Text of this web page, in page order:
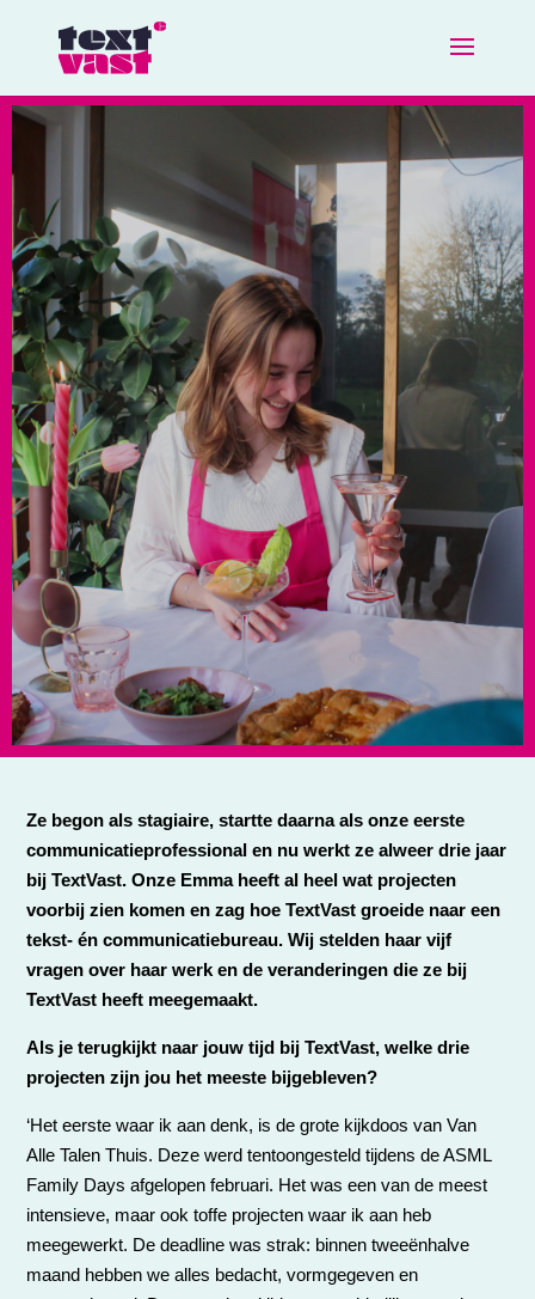
Ze begon als stagiaire, startte daarna als onze eerste
communicatieprofessional en nu werkt ze alweer drie jaar
bij TextVast. Onze Emma heeft al heel wat projecten
voorbij zien komen en zag hoe TextVast groeide naar een
tekst- én communicatiebureau. Wij stelden haar vijf
vragen over haar werk en de veranderingen die ze bij
TextVast heeft meegemaakt.
Als je terugkijkt naar jouw tijd bij TextVast, welke drie
projecten zijn jou het meeste bijgebleven?
‘Het eerste waar ik aan denk, is de grote kijkdoos van Van
Alle Talen Thuis. Deze werd tentoongesteld tijdens de ASML
Family Days afgelopen februari. Het was een van de meest
intensieve, maar ook toffe projecten waar ik aan heb
meegewerkt. De deadline was strak: binnen tweeënhalve
maand hebben we alles bedacht, vormgegeven en